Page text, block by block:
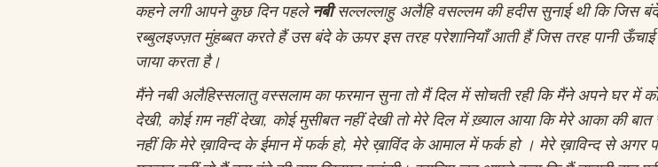
कहने लगी आपने कुछ दिन पहलेनबीसल्लल्लाहु अलैहि वसल्लम की हदीस सुनाई थी कि जिस
रब्बुलइज्ज़त मुंहब्बत करते हैं उस बंदे के ऊपर इस तरह परेशानियाँ आती हैं जिस तरह पानी
जाया करता है।
मैंने नबी अलैहिस्सलातु वस्सलाम का फरमान सुना तो मैं दिल में सोचती रही कि मैंने अपने घर में
देखी, कोई ग़म नहीं देखा, कोई मुसीबत नहीं देखी तो मेरे दिल में ख़्याल आया कि मेरे आका की बात
नहीं कि मेरे ख़ाविन्द के ईमान में फर्क हो, मेरे ख़ाविंद के आमाल में फर्क हो । मेरे ख़ाविन्द से अगर